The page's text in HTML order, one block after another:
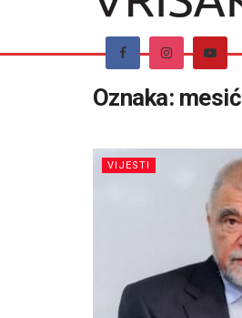
Oznaka: mesić
VIJESTI